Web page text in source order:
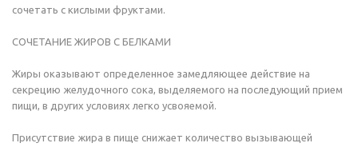
сочетать с кислыми фруктами.
СОЧЕТАНИЕ ЖИРОВ С БЕЛКАМИ
Жиры оказывают определенное замедляющее действие на
секрецию желудочного сока, выделяемого на последующий прием
пищи, в других условиях легко усвояемой.
Присутствие жира в пище снижает количество вызывающей